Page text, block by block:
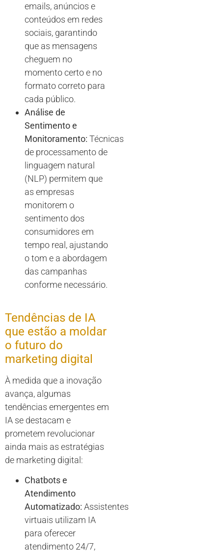
emails, anúncios e
conteúdos em redes
sociais, garantindo
que as mensagens
cheguem no
momento certo e no
formato correto para
cada público.
Análise de
Sentimento e
Monitoramento: Técnicas
de processamento de
linguagem natural
(NLP) permitem que
as empresas
monitorem o
sentimento dos
consumidores em
tempo real, ajustando
o tom e a abordagem
das campanhas
conforme necessário.
Tendências de IA
que estão a moldar
o futuro do
marketing digital
À medida que a inovação
avança, algumas
tendências emergentes em
IA se destacam e
prometem revolucionar
ainda mais as estratégias
de marketing digital:
Chatbots e
Atendimento
Automatizado: Assistentes
virtuais utilizam IA
para oferecer
atendimento 24/7,